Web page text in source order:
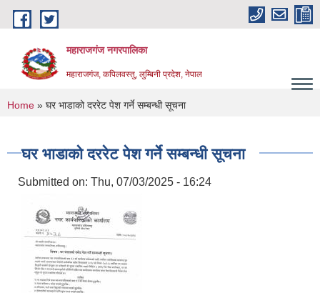
Skip to main content
महाराजगंज नगरपालिका
महाराजगंज, कपिलवस्तु, लुम्बिनी प्रदेश, नेपाल
You are here
Home » घर भाडाको दररेट पेश गर्ने सम्बन्धी सूचना
घर भाडाको दररेट पेश गर्ने सम्बन्धी सूचना
Submitted on: Thu, 07/03/2025 - 16:24